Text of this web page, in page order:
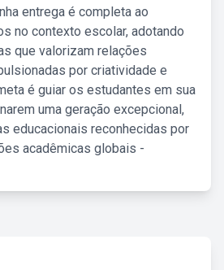
entrega é completa ao
no contexto escolar, adotando
que valorizam relações
por criatividade e
é guiar os estudantes em sua
uma geração excepcional,
educacionais reconhecidas por
acadêmicas globais -